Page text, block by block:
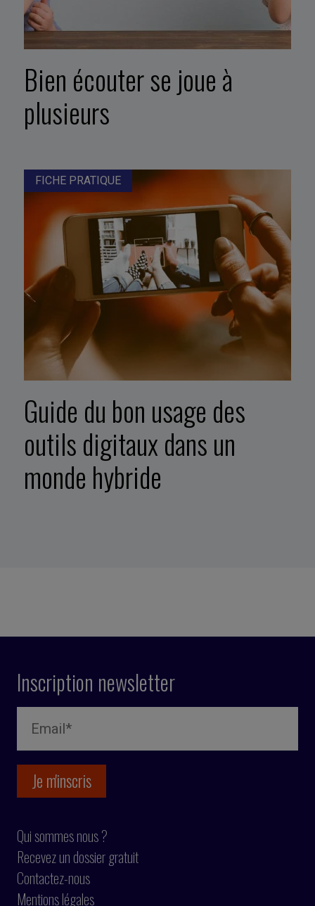
Bien écouter se joue à
plusieurs
FICHE PRATIQUE
Guide du bon usage des
outils digitaux dans un
monde hybride
Inscription newsletter
Qui sommes nous ?
Recevez un dossier gratuit
Contactez-nous
Mentions légales